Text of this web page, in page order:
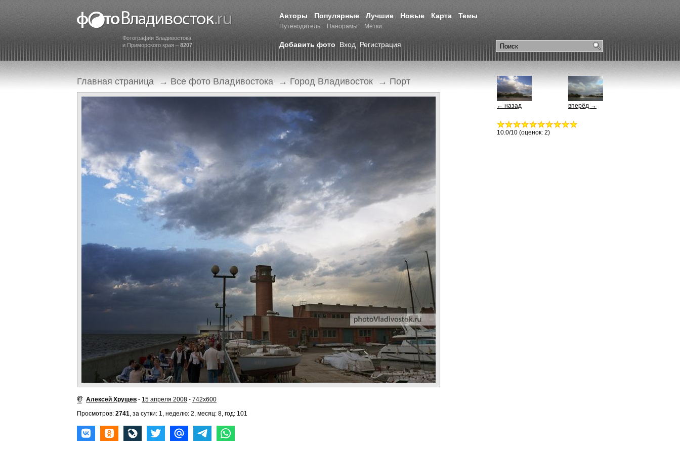
Фотографии Владивостока
и Приморского края – 8207
Авторы Популярные Лучшие Новые Карта Темы
Путеводитель Панорамы Метки
Добавить фото Вход Регистрация
Главная страница → Все фото Владивостока → Город Владивосток → Порт
Алексей Хрущев - 15 апреля 2008 - 742x600
Просмотров: 2741, за сутки: 1, неделю: 2, месяц: 8, год: 101
вперёд →
← назад
10.0/10 (оценок: 2)